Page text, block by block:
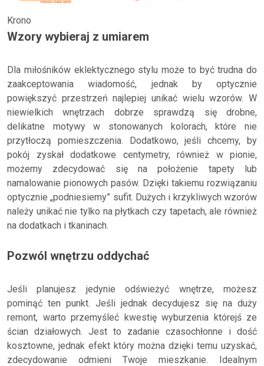
Krono
Wzory wybieraj z umiarem
Dla miłośników eklektycznego stylu może to być trudna do
zaakceptowania wiadomość, jednak by optycznie
powiększyć przestrzeń najlepiej unikać wielu wzorów. W
niewielkich wnętrzach dobrze sprawdzą się drobne,
delikatne motywy w stonowanych kolorach, które nie
przytłoczą pomieszczenia. Dodatkowo, jeśli chcemy, by
pokój zyskał dodatkowe centymetry, również w pionie,
możemy zdecydować się na położenie tapety lub
namalowanie pionowych pasów. Dzięki takiemu rozwiązaniu
optycznie „podniesiemy” sufit. Dużych i krzykliwych wzorów
należy unikać nie tylko na płytkach czy tapetach, ale również
na dodatkach i tkaninach.
Pozwól wnętrzu oddychać
Jeśli planujesz jedynie odświeżyć wnętrze, możesz
pominąć ten punkt. Jeśli jednak decydujesz się na duży
remont, warto przemyśleć kwestię wyburzenia którejś ze
ścian działowych. Jest to zadanie czasochłonne i dość
kosztowne, jednak efekt który można dzięki temu uzyskać,
zdecydowanie odmieni Twoje mieszkanie. Idealnym